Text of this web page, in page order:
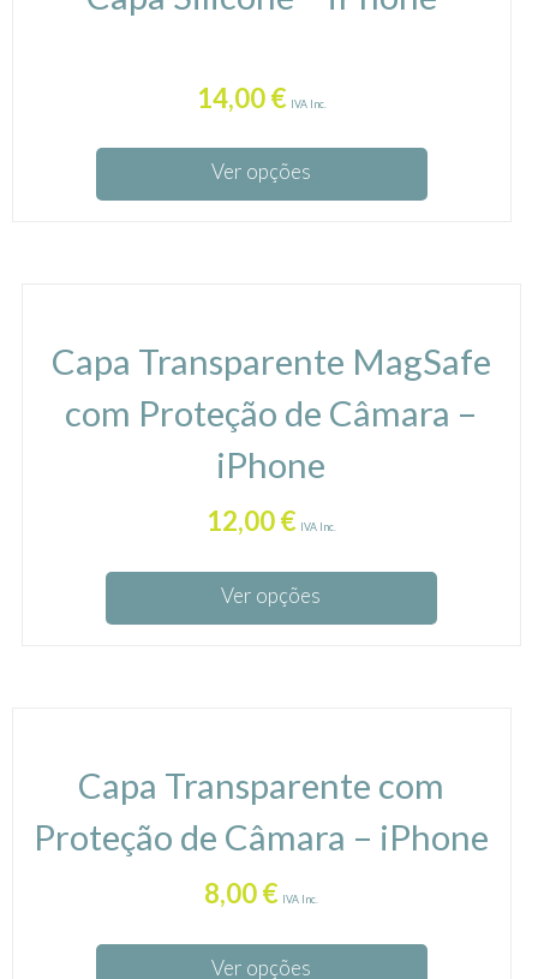
14,00€ IVA Inc.
Ver opções
Capa Transparente MagSafe
com Proteção de Câmara –
iPhone
12,00€ IVA Inc.
Ver opções
Capa Transparente com
Proteção de Câmara – iPhone
8,00€ IVA Inc.
Ver opções